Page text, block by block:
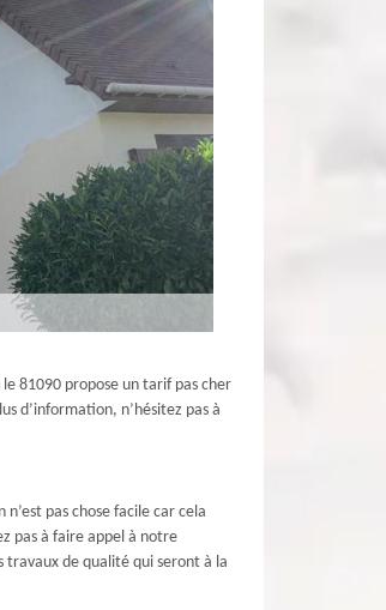
81090 propose un tarif pas cher
d’information, n’hésitez pas à
pas chose facile car cela
pas à faire appel à notre
travaux de qualité qui seront à la